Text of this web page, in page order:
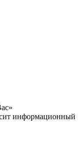
информационный